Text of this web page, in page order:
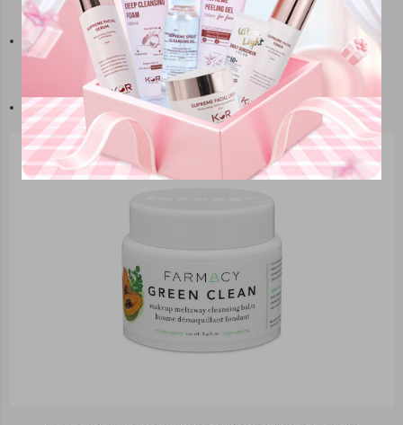
Không gây nhờn rít
saukhi tẩy trang.
Nhược điểm:
Giá thành cao, khó tiếp cận đối với người dùng phổ thông.
Hương bạc hà có thể không phù hợp với người nhạy cảm mùi.
Giá tham khảo:
~850.000 VNĐ/hũ 100ml.